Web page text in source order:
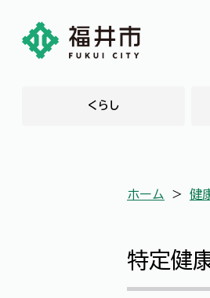
くらし
ホーム ＞ 健
特定健